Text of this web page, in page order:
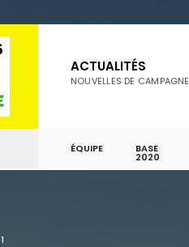
ACTUALITÉS
NOUVELLES DE CAMPAGNE
ÉQUIPE BASE
2020